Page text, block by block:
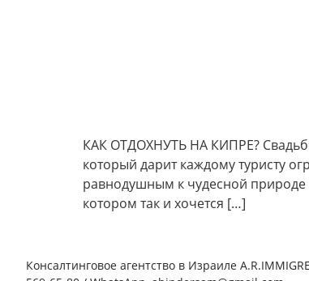
КАК ОТДОХНУТЬ НА КИПРЕ?
который дарит каждому туристу
равнодушным к чудесной природе
котором так и хочется […]
Консалтинговое агентство в Израиле